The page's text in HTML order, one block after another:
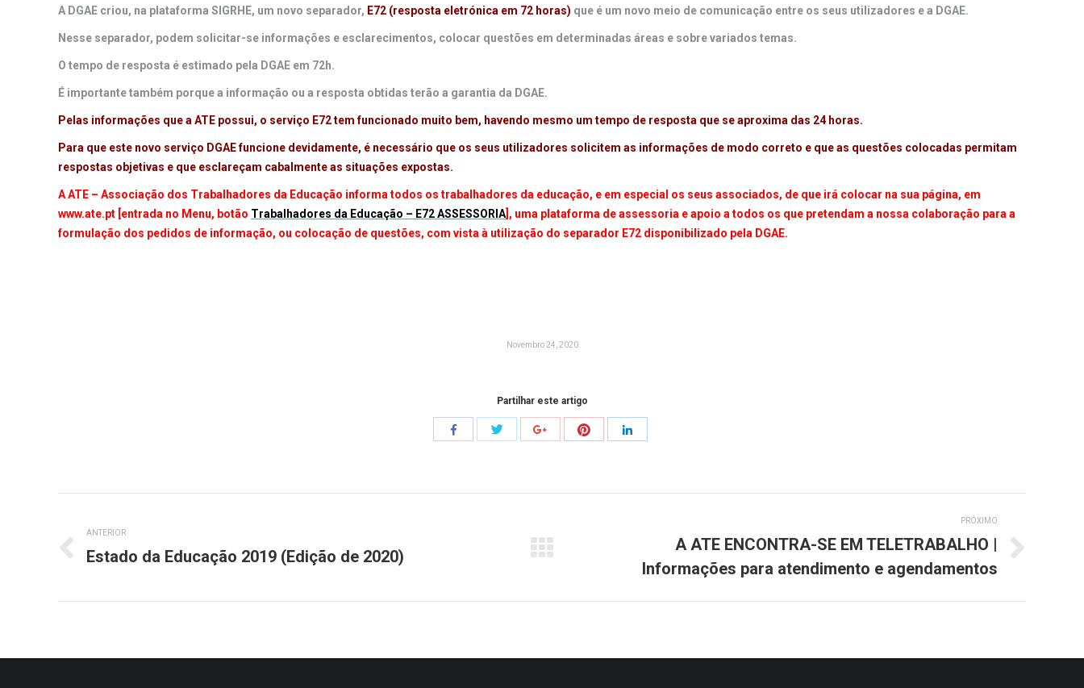
A DGAE criou, na plataforma SIGRHE, um novo separador, E72 (resposta eletrónica em 72 horas) que é um novo meio de comunicação entre os seus utilizadores e a DGAE.
Nesse separador, podem solicitar-se informações e esclarecimentos, colocar questões em determinadas áreas e sobre variados temas.
O tempo de resposta é estimado pela DGAE em 72h.
É importante também porque a informação ou a resposta obtidas terão a garantia da DGAE.
Pelas informações que a ATE possui, o serviço E72 tem funcionado muito bem, havendo mesmo um tempo de resposta que se aproxima das 24 horas.
Para que este novo serviço DGAE funcione devidamente, é necessário que os seus utilizadores solicitem as informações de modo correto e que as questões colocadas permitam
respostas objetivas e que esclareçam cabalmente as situações expostas.
A ATE – Associação dos Trabalhadores da Educação informa todos os trabalhadores da educação, e em especial os seus associados, de que irá colocar na sua página, em
www.ate.pt [entrada no Menu, botão Trabalhadores da Educação – E72 ASSESSORIA ], uma plataforma de assessoria e apoio a todos os que pretendam a nossa colaboração para a
formulação dos pedidos de informação, ou colocação de questões, com vista à utilização do separador E72 disponibilizado pela DGAE.
Novembro 24, 2020
Partilhar este artigo
Share
Share
de
ANTERIOR
Post
Estado da Educação 2019 (Edição de 2020)
PRÓXIMO
A ATE ENCONTRA-SE EM TELETRABALHO |
Informações para atendimento e agendamentos